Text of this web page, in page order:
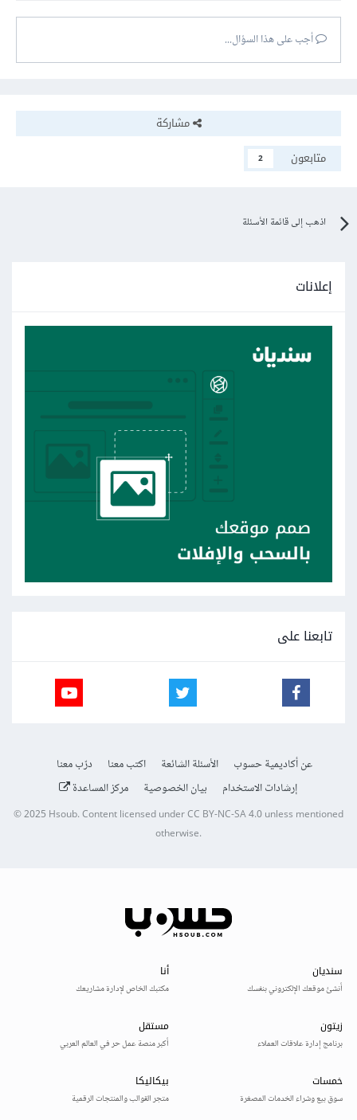
أجب على هذا السؤال...
مشاركة
متابعون
2
اذهب إلى قائمة الأسئلة
إعلانات
تابعنا على
عن أكاديمية حسوب الأسئلة الشائعة اكتب معنا
درّب معنا
إرشادات الاستخدام
بيان الخصوصية مركز المساعدة
© 2025Hsoub.Content licensed underCC BY-NC-SA 4.0unless mentioned
otherwise.